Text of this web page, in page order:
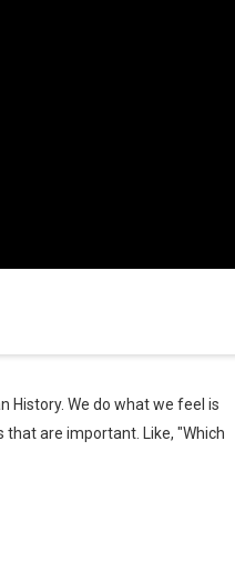
We do what we feel is
are important. Like, "Which